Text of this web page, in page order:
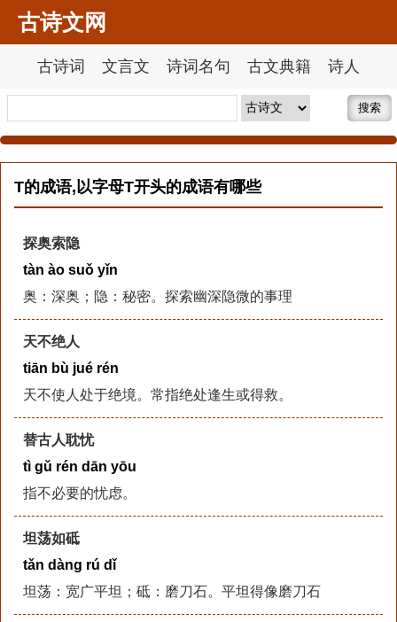
古诗文网
古诗词 文言文 诗词名句 古文典籍 诗人
搜索
T的成语,以字母T开头的成语有哪些
探奥索隐
tàn ào suǒ yǐn
奥：深奥；隐：秘密。探索幽深隐微的事理
天不绝人
tiān bù jué rén
天不使人处于绝境。常指绝处逢生或得救。
替古人耽忧
tì gǔ rén dān yōu
指不必要的忧虑。
坦荡如砥
tǎn dàng rú dǐ
坦荡：宽广平坦；砥：磨刀石。平坦得像磨刀石